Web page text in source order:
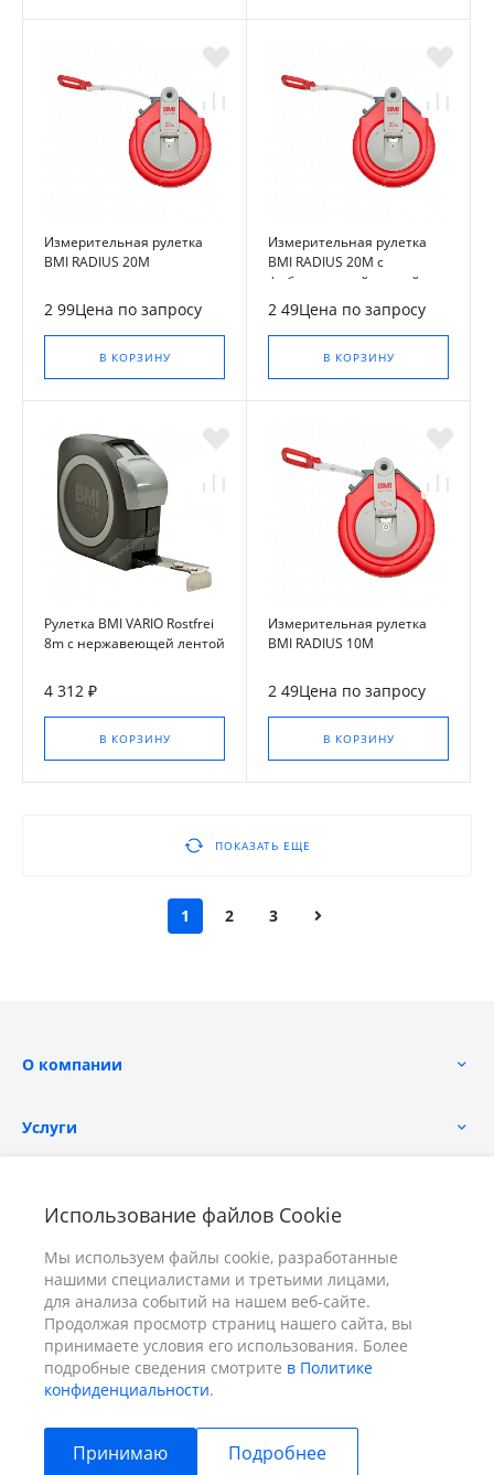
Использование файлов Cookie
Мы используем файлы cookie, разработанные
нашими специалистами и третьими лицами,
для анализа событий на нашем веб-сайте.
Продолжая просмотр страниц нашего сайта, вы
принимаете условия его использования. Более
подробные сведения смотрите в Политике
конфиденциальности.
Принимаю Подробнее
Измерительная рулетка
BMI RADIUS 20M
2 99Цена по запросу
В КОРЗИНУ
Измерительная рулетка
BMI RADIUS 20M с
фибергласовой лентой
2 49Цена по запросу
В КОРЗИНУ
Рулетка BMI VARIO Rostfrei
8m с нержавеющей лентой
4 312 ₽
В КОРЗИНУ
Измерительная рулетка
BMI RADIUS 10M
2 49Цена по запросу
В КОРЗИНУ
ПОКАЗАТЬ ЕЩЕ
1 2 3
О компании
Услуги
+7 (391) 298-00-11 Заказать звонок
г. Красноярск, пер. Телевизорный 9 "А" ООО "ПРИЗМ"